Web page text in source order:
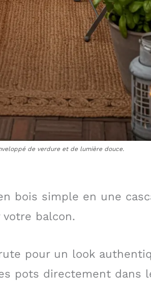
de verdure et de lumière douce.
bois simple en une
balcon.
pour un look
pots directement dans